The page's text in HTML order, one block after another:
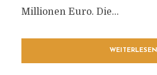
Millionen Euro. Die...
WEITERLESEN